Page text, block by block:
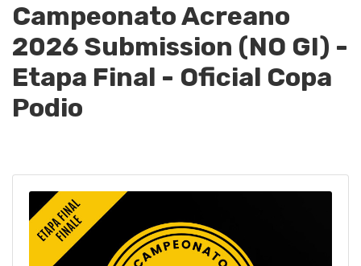
Campeonato Acreano
2026 Submission (NO GI) -
Etapa Final - Oficial Copa
Podio